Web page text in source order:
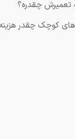
تعمیرش چقدره؟